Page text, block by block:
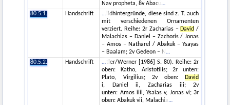
Nav propheta, 8v Abacu
80.5.1.
Handschrift
ildhintergründe, diese sind z. T. auch
mit verschiedenen Ornamenten
verziert. Reihe: 2r Zacharias – David /
Malachias – Daniel – Zachoris / Jonas
– Amos – Natharel / Abakuk – Ysayas
– Baalam; 2v Gedeon – N
80.5.2.
Handschrift
tler/Werner [1986] S. 80). Reihe: 2r
oben: Katho, Aristotilis; 2r unten:
Plato, Virgilius; 2v oben:
David
i, Daniel ii, Zacharias iii; 2v
unten: Amos iiii, Ysaias v, Jonas vi; 3r
oben: Abakuk vii, Malachia